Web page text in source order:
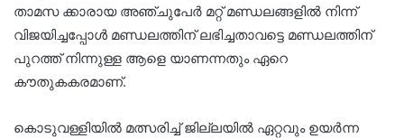
താമസ ക്കാരായ അഞ്ചുപേർ മറ്റ് മണ്ഡലങ്ങളിൽ നിന്ന്
വിജയിച്ചപ്പോൾ മണ്ഡലത്തിന് ലഭിച്ചതാവട്ടെ മണ്ഡലത്തിന്
പുറത്ത് നിന്നുള്ള ആളെ യാണന്നതും ഏറെ
കൗതുകകരമാണ്.
കൊടുവള്ളിയിൽ മത്സരിച്ച് ജില്ലയിൽ ഏറ്റവും ഉയർന്ന